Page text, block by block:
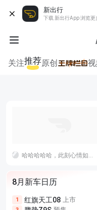
新出行
下载 新出行App 浏览更
关注推荐原创
哈哈哈哈哈，此刻心情如图，赶紧跑路回家收拾行李，明早出发
8月新车日历
1 红旗天工08 上市